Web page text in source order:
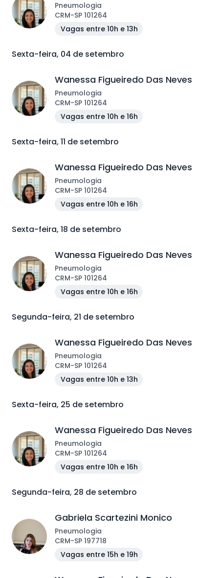
Pneumologia
CRM-SP 101264
Vagas entre 10h e 13h
Sexta-feira, 04 de setembro
Wanessa Figueiredo Das Neves
Pneumologia
CRM-SP 101264
Vagas entre 10h e 16h
Sexta-feira, 11 de setembro
Wanessa Figueiredo Das Neves
Pneumologia
CRM-SP 101264
Vagas entre 10h e 16h
Sexta-feira, 18 de setembro
Wanessa Figueiredo Das Neves
Pneumologia
CRM-SP 101264
Vagas entre 10h e 16h
Segunda-feira, 21 de setembro
Wanessa Figueiredo Das Neves
Pneumologia
CRM-SP 101264
Vagas entre 10h e 13h
Sexta-feira, 25 de setembro
Wanessa Figueiredo Das Neves
Pneumologia
CRM-SP 101264
Vagas entre 10h e 16h
Segunda-feira, 28 de setembro
Gabriela Scartezini Monico
Pneumologia
CRM-SP 197718
Vagas entre 15h e 19h